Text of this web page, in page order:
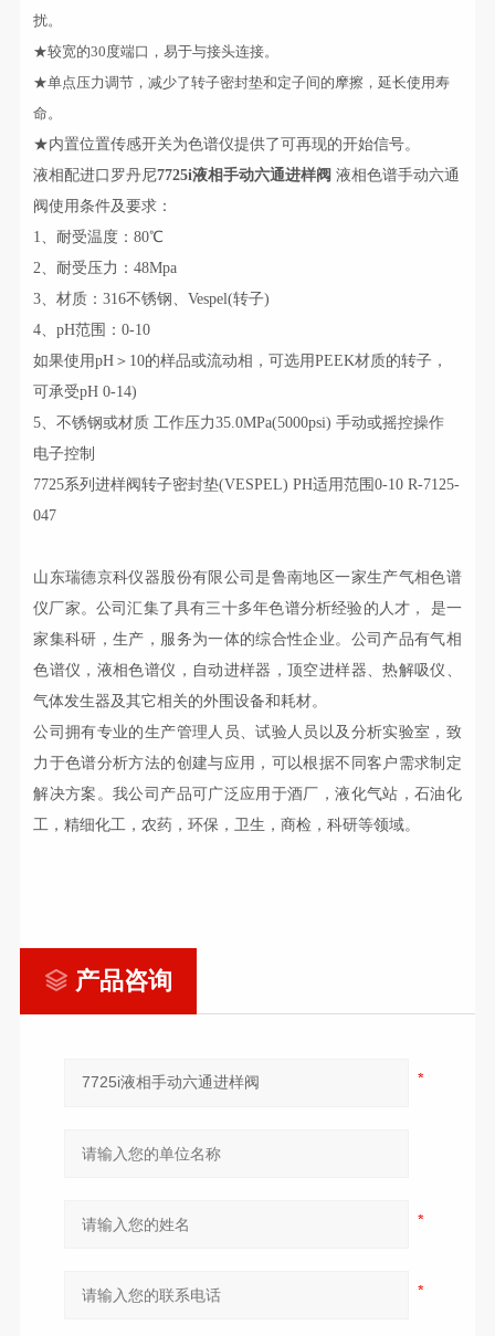
扰。
★较宽的30度端口，易于与接头连接。
★单点压力调节，减少了转子密封垫和定子间的摩擦，延长使用寿
命。
★内置位置传感开关为色谱仪提供了可再现的开始信号。
液相配进口罗丹尼7725i液相手动六通进样阀 液相色谱手动六通
阀使用条件及要求：
1、耐受温度：80℃
2、耐受压力：48Mpa
3、材质：316不锈钢、Vespel(转子)
4、pH范围：0-10
如果使用pH＞10的样品或流动相，可选用PEEK材质的转子，
可承受pH 0-14)
5、不锈钢或材质 工作压力35.0MPa(5000psi) 手动或摇控操作
电子控制
7725系列进样阀转子密封垫(VESPEL) PH适用范围0-10 R-7125-
047
山东瑞德京科仪器股份有限公司是鲁南地区一家生产气相色谱
仪厂家。公司汇集了具有三十多年色谱分析经验的人才，
是一
家集科研，生产， 服务为一体的综合性企业。公司产品有气相
色谱仪，液相色谱仪，自动进样器，顶空进样器、热解吸仪、
气体发生器及其它相关的外围设备和耗材。
公司拥有专业的生产管理人员、试验人员以及分析实验室，致
力于色谱分析方法的创建与应用，可以根据不同客户需求制定
解决方案。我公司产品可广泛应用于酒厂，液化气站，石油化
工，精细化工，农药，环保，卫生，商检，科研等领域。
产品咨询